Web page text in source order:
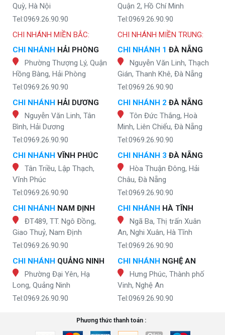
Quỳ, Hà Nội
Tel:0969.26.90.90
Quận 2, Hồ Chí Minh
Tel:0969.26.90.90
CHI NHÁNH MIỀN BẮC:
CHI NHÁNH HẢI PHÒNG
Phường Thượng Lý, Quận
Hồng Bàng, Hải Phòng
Tel:0969.26.90.90
CHI NHÁNH HẢI DƯƠNG
Nguyễn Văn Linh, Tân
Bình, Hải Dương
Tel:0969.26.90.90
CHI NHÁNH VĨNH PHÚC
Tân Triều, Lập Thạch,
Vĩnh Phúc
Tel:0969.26.90.90
CHI NHÁNH NAM ĐỊNH
ĐT489, TT. Ngô Đồng,
Giao Thuỷ, Nam Định
Tel:0969.26.90.90
CHI NHÁNH QUẢNG NINH
Phường Đại Yên, Hạ
Long, Quảng Ninh
Tel:0969.26.90.90
CHI NHÁNH MIỀN TRUNG:
CHI NHÁNH 1 ĐÀ NẴNG
Nguyễn Văn Linh, Thạch
Gián, Thanh Khê, Đà Nẵng
Tel:0969.26.90.90
CHI NHÁNH 2 ĐÀ NẴNG
Tôn Đức Thắng, Hoà
Minh, Liên Chiểu, Đà Nẵng
Tel:0969.26.90.90
CHI NHÁNH 3 ĐÀ NẴNG
Hòa Thuận Đông, Hải
Châu, Đà Nẵng
Tel:0969.26.90.90
CHI NHÁNH HÀ TĨNH
Ngã Ba, Thị trấn Xuân
An, Nghi Xuân, Hà Tĩnh
Tel:0969.26.90.90
CHI NHÁNH NGHỆ AN
Hưng Phúc, Thành phố
Vinh, Nghệ An
Tel:0969.26.90.90
Phương thức thanh toán :